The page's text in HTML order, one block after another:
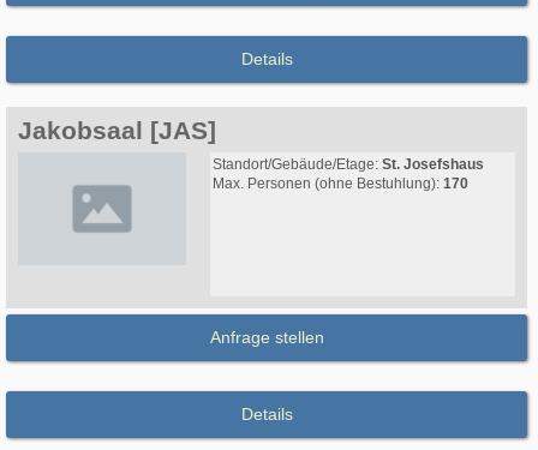
Details
Jakobsaal [JAS]
Standort/Gebäude/Etage: St. Josefshaus
Max. Personen (ohne Bestuhlung): 170
Anfrage stellen
Details